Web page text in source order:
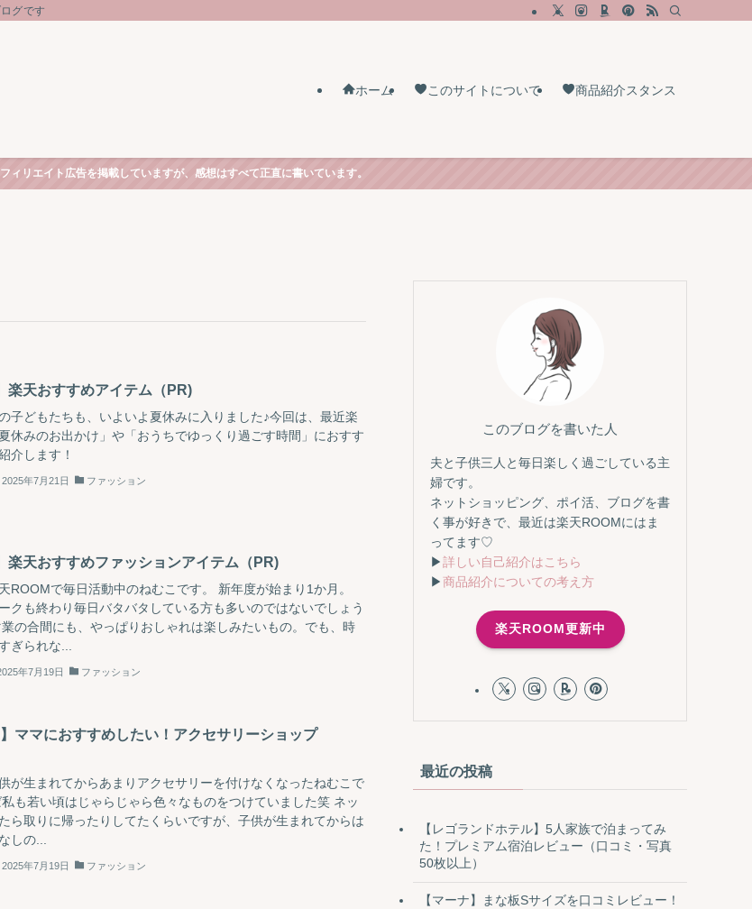
グです
ホーム このサイトについて 商品紹介スタンス
ィリエイト広告を掲載していますが、感想はすべて正直に書いています。
楽天おすすめアイテム（PR)
子どもたちも、いよいよ夏休みに入りました♪今回は、最近楽
休みのお出かけ」や「おうちでゆっくり過ごす時間」におすす
介します！
2025年7月21日 ファッション
楽天おすすめファッションアイテム（PR)
ROOMで毎日活動中のねむこです。 新年度が始まり1か月。
クも終わり毎日バタバタしている方も多いのではないでしょう
の合間にも、やっぱりおしゃれは楽しみたいもの。でも、時
ぎられな...
年7月19日 ファッション
ママにおすすめしたい！アクセサリーショップ
が生まれてからあまりアクセサリーを付けなくなったねむこで
も若い頃はじゃらじゃら色々なものをつけていました笑 ネッ
ら取りに帰ったりしてたくらいですが、子供が生まれてからは
しの...
2025年7月19日 ファッション
このブログを書いた人
夫と子供三人と毎日楽しく過ごしている主
婦です。
ネットショッピング、ポイ活、ブログを書
く事が好きで、最近は楽天ROOMにはま
ってます♡
▶詳しい自己紹介はこちら
▶商品紹介についての考え方
楽天ROOM更新中
最近の投稿
【レゴランドホテル】5人家族で泊まってみ
た！プレミアム宿泊レビュー（口コミ・写真
50枚以上）
【マーナ】まな板Sサイズを口コミレビュー！